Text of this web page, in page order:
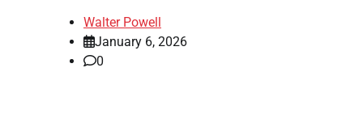
Walter Powell
January 6, 2026
0